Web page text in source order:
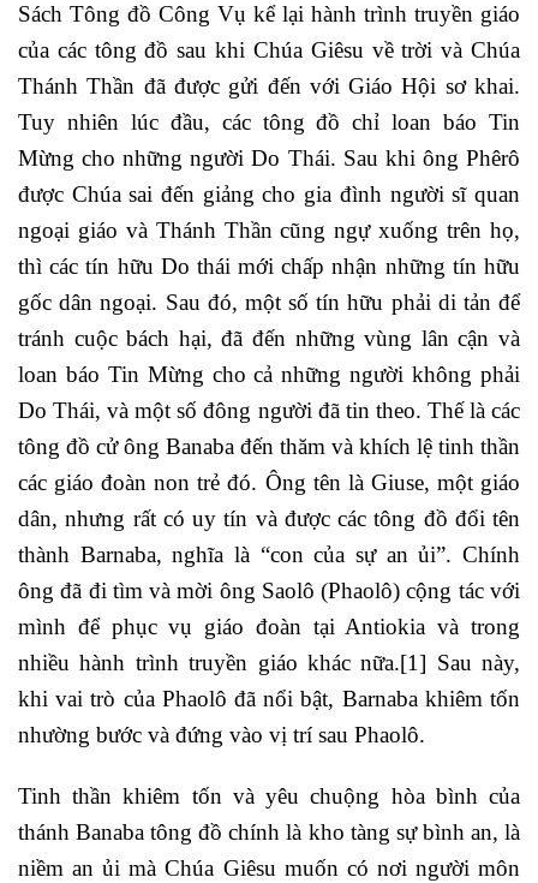
Sách Tông đồ Công Vụ kể lại hành trình truyền giáo
của các tông đồ sau khi Chúa Giêsu về trời và Chúa
Thánh Thần đã được gửi đến với Giáo Hội sơ khai.
Tuy nhiên lúc đầu, các tông đồ chỉ loan báo Tin
Mừng cho những người Do Thái. Sau khi ông Phêrô
được Chúa sai đến giảng cho gia đình người sĩ quan
ngoại giáo và Thánh Thần cũng ngự xuống trên họ,
thì các tín hữu Do thái mới chấp nhận những tín hữu
gốc dân ngoại. Sau đó, một số tín hữu phải di tản để
tránh cuộc bách hại, đã đến những vùng lân cận và
loan báo Tin Mừng cho cả những người không phải
Do Thái, và một số đông người đã tin theo. Thế là các
tông đồ cử ông Banaba đến thăm và khích lệ tinh thần
các giáo đoàn non trẻ đó. Ông tên là Giuse, một giáo
dân, nhưng rất có uy tín và được các tông đồ đổi tên
thành Barnaba, nghĩa là “con của sự an ủi”. Chính
ông đã đi tìm và mời ông Saolô (Phaolô) cộng tác với
mình để phục vụ giáo đoàn tại Antiokia và trong
nhiều hành trình truyền giáo khác nữa.[1] Sau này,
khi vai trò của Phaolô đã nổi bật, Barnaba khiêm tốn
nhường bước và đứng vào vị trí sau Phaolô.
Tinh thần khiêm tốn và yêu chuộng hòa bình của
thánh Banaba tông đồ chính là kho tàng sự bình an, là
niềm an ủi mà Chúa Giêsu muốn có nơi người môn